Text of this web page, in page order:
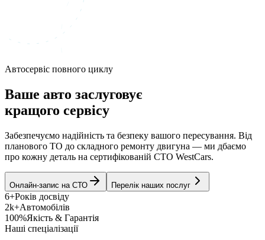
Автосервіс повного циклу
Ваше авто заслуговує
кращого сервісу
Забезпечуємо надійність та безпеку вашого пересування. Від
планового ТО до складного ремонту двигуна — ми дбаємо
про кожну деталь на сертифікованій СТО WestCars.
Онлайн-запис на СТО Перелік наших послуг
6+Років досвіду
2k+Автомобілів
100%Якість & Гарантія
Наші спеціалізації